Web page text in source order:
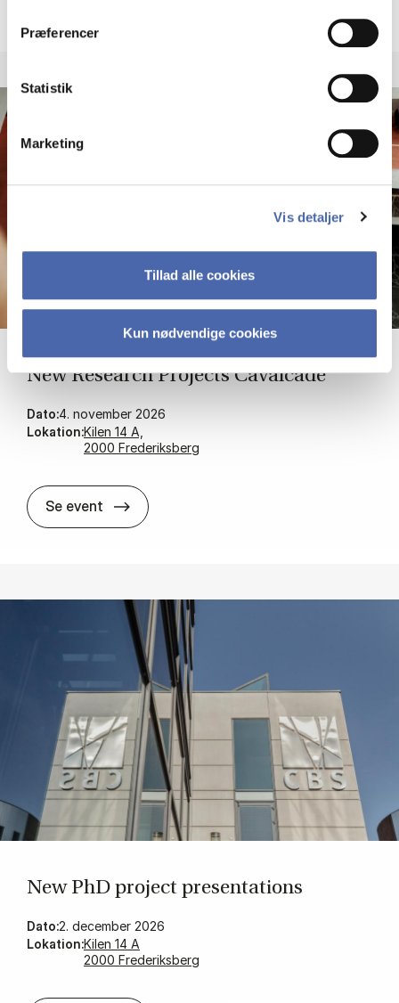
Præferencer
Statistik
Marketing
Vis detaljer
Tillad alle cookies
Kun nødvendige cookies
New Re­search Pro­jects Ca­valca­de
Dato:4. november 2026
Lokation:Kilen 14 A,
2000 Frederiksberg
Se event New Re­search Pro­jects Ca­valca­de
New PhD pro­ject pre­sen­ta­tions
Dato:2. december 2026
Lokation:Kilen 14 A
2000 Frederiksberg